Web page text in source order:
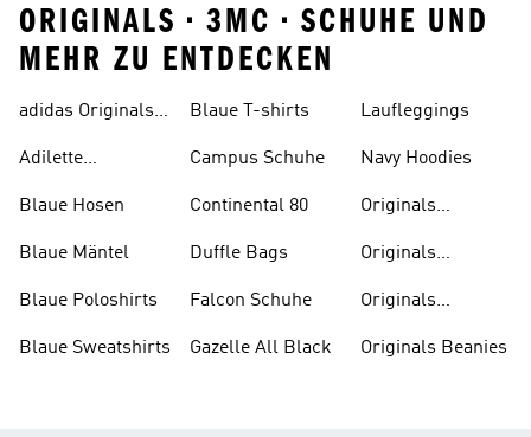
ORIGINALS • 3MC • SCHUHE UND
MEHR ZU ENTDECKEN
adidas Originals
Adilette
Blaue Hosen
Blaue Mäntel
Blaue Poloshirts
Blaue Sweatshirts
Blaue T-shirts
Campus Schuhe
Continental 80
Duffle Bags
Falcon Schuhe
Gazelle All Black
Laufleggings
Navy Hoodies
Originals
Originals
Originals
Oberteile
Originals Beanies